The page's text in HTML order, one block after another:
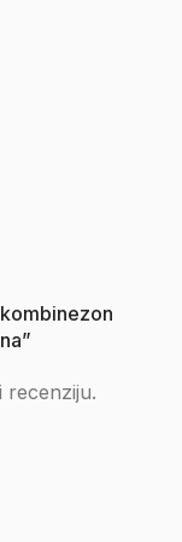
recenziju.